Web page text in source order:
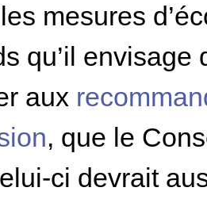
mesures
qu’il
aux
, que le
ci devrait